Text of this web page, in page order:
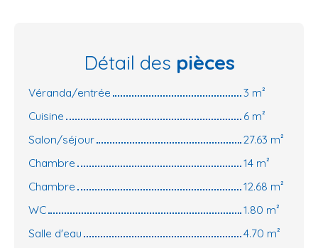
Détail des pièces
Véranda/entrée
3 m²
Cuisine
6 m²
Salon/séjour
27.63 m²
Chambre
14 m²
Chambre
12.68 m²
WC
1.80 m²
Salle d'eau
4.70 m²